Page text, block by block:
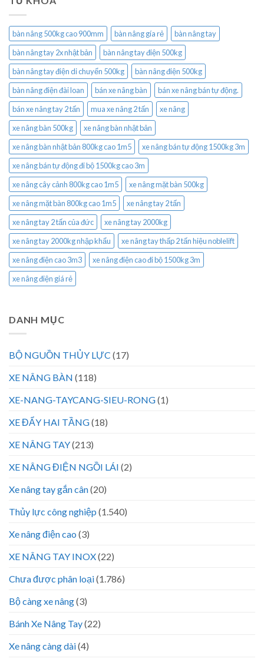
bàn nâng 500kg cao 900mm bàn nâng gía rẻ
bàn nâng tay
bàn nâng tay 2x nhật bản
bàn nâng tay điện 500kg
bàn nâng tay điện di chuyển 500kg
bàn nâng điện 500kg
bàn nâng điện đài loan
bán xe nâng bàn
bán xe nâng bán tự động.
bán xe nâng tay 2 tấn
mua xe nâng 2 tấn
xe nâng
xe nâng bàn 500kg
xe nâng bàn nhật bản
xe nâng bàn nhật bản 800kg cao 1m5
xe nâng bán tự động 1500kg 3m
xe nâng bán tự động đi bộ 1500kg cao 3m
xe nâng cây cảnh 800kg cao 1m5
xe nâng mặt bàn 500kg
xe nâng mặt bàn 800kg cao 1m5
xe nâng tay 2 tấn
xe nâng tay 2 tấn của đức
xe nâng tay 2000kg
xe nâng tay 2000kg nhập khẩu
xe nâng tay thấp 2 tấn hiệu noblelift
xe nâng điện cao 3m3
xe nâng điện cao đi bộ 1500kg 3m
xe nâng điện giá rẻ
DANH MỤC
BỘ NGUỒN THỦY LỰC (17)
XE NÂNG BÀN (118)
XE-NANG-TAYCANG-SIEU-RONG(1)
XE ĐẨY HAI TẦNG(18)
XE NÂNG TAY(213)
XE NÂNG ĐIỆN NGỒI LÁI (2)
Xe nâng tay gắn cân(20)
Thủy lực công nghiệp (1.540)
Xe nâng điện cao (3)
XE NÂNG TAY INOX(22)
Chưa được phân loại(1.786)
Bộ càng xe nâng(3)
Bánh Xe Nâng Tay(22)
Xe nâng càng dài(4)